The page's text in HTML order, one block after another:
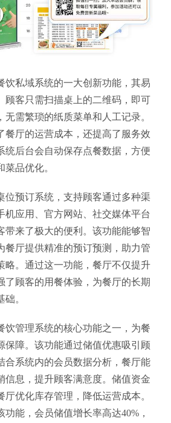
饮私域系统的一大创新功能，其易
顾客只需扫描桌上的二维码，即可
需繁琐的纸质菜单和人工记录。
餐厅的运营成本，还提高了服务效
统后台会自动保存点餐数据，方便
品优化。
位预订系统，支持顾客通过多种渠
机应用、官方网站、社交媒体平台
带来了极大的便利。该功能能够智
餐厅提供精准的预订预测，助力管
略。通过这一功能，餐厅不仅提升
了顾客的用餐体验，为餐厅的长期
。
饮管理系统的核心功能之一，为餐
保障。该功能通过储值优惠吸引顾
合系统内的会员数据分析，餐厅能
信息，提升顾客满意度。储值资金
优化库存管理，降低运营成本。
能，会员储值增长率高达40%，